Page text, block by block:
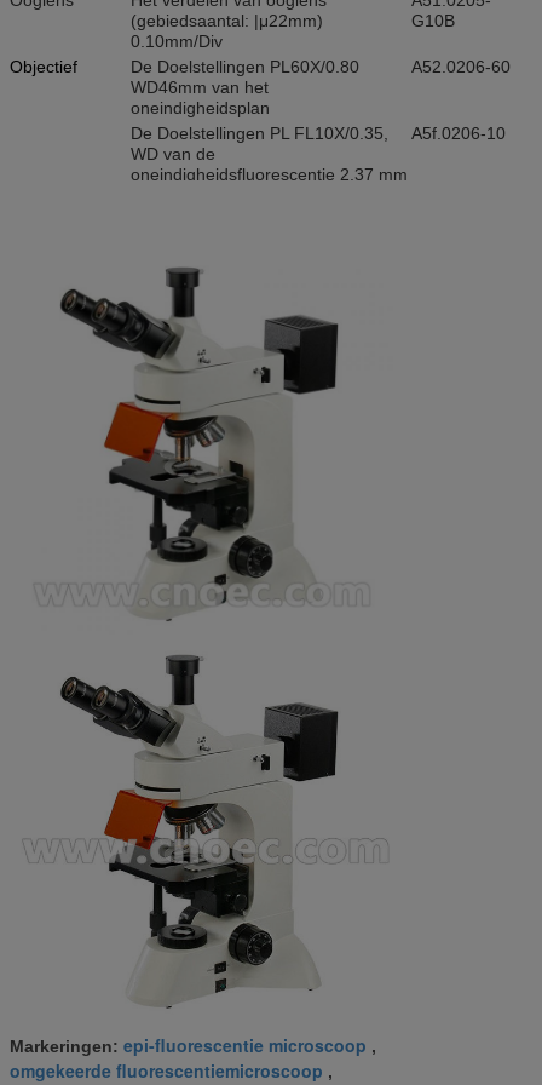
(gebiedsaantal: |μ22mm)
0.10mm/Div
G10B
Objectief
De Doelstellingen PL60X/0.80
WD46mm van het
oneindigheidsplan
A52.0206-60
De Doelstellingen PL FL10X/0.35,
WD van de
oneindigheidsfluorescentie 2,37 mm
A5f.0206-10
0.5X met het verdelen 0.1mm/Div
Gelijkstroom-
Adapter
CANON (EF) NIKON (F)
Vijfvoud (Achterwaartse kogellager
binnen plaatsbepaling)
Groene filter
Gele filter
Markeringen: epi-fluorescentie microscoop ,
omgekeerde fluorescentiemicroscoop ,